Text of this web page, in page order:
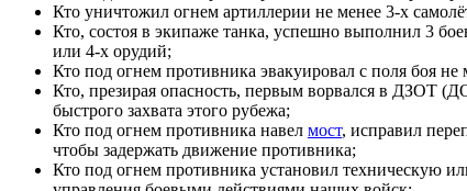
Кто уничтожил огнем артиллерии не менее 3-х
Кто, состоя в экипаже танка, успешно выполнил 3
или 4-х орудий;
Кто под огнем противника эвакуировал с поля боя не
Кто, презирая опасность, первым ворвался в ДЗОТ (
быстрого захвата этого рубежа;
Кто под огнем противника навел мост, исправил
чтобы задержать движение противника;
Кто под огнем противника установил техническую